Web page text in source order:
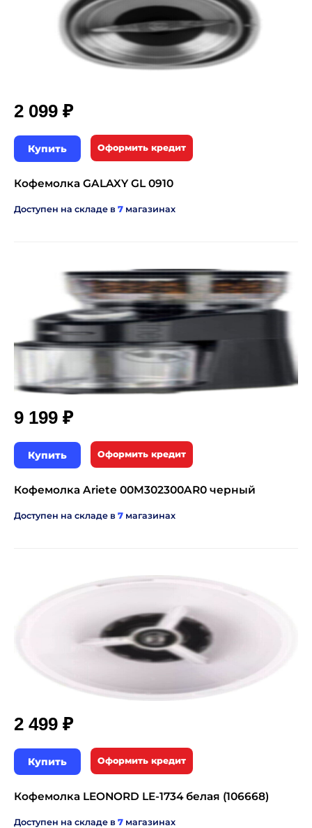
2 099 ₽
Купить Оформить кредит
Кофемолка GALAXY GL 0910
Доступен на складе в 7 магазинах
9 199 ₽
Купить Оформить кредит
Кофемолка Ariete 00M302300AR0 черный
Доступен на складе в 7 магазинах
2 499 ₽
Купить Оформить кредит
Кофемолка LEONORD LE-1734 белая (106668)
Доступен на складе в 7 магазинах